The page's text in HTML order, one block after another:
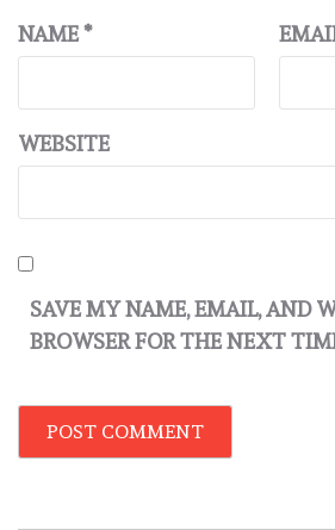
NAME*
WEBSITE
SAVE MY NAME, EMAIL, AND
BROWSER FOR THE NEXT